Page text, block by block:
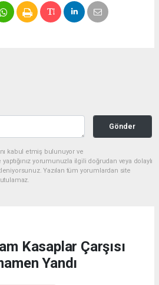
Gönder
kabul etmiş bulunuyor ve
yorumunuzla ilgili doğrudan veya dolaylı
Yazılan tüm yorumlardan site
Kasaplar Çarşısı
Yandı